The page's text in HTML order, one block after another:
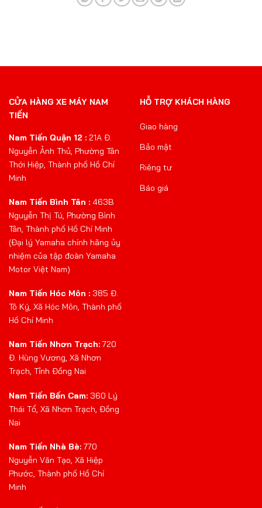
CỬA HÀNG XE MÁY NAM
TIẾN
Nam Tiến Quận 12 : 21A Đ.
Nguyễn Ảnh Thủ, Phường Tân
Thới Hiệp, Thành phố Hồ Chí
Minh
Nam Tiến Bình Tân : 463B
Nguyễn Thị Tú, Phường Bình
Tân, Thành phố Hồ Chí Minh
(Đại lý Yamaha chính hãng ủy
nhiệm của tập đoàn Yamaha
Motor Việt Nam)
Nam Tiến Hóc Môn : 385 Đ.
Tô Ký, Xã Hóc Môn, Thành phố
Hồ Chí Minh
Nam Tiến Nhơn Trạch: 720
Đ. Hùng Vương, Xã Nhơn
Trạch, Tỉnh Đồng Nai
Nam Tiến Bến Cam: 360 Lý
Thái Tổ, Xã Nhơn Trạch, Đồng
Nai
Nam Tiến Nhà Bè: 770
Nguyễn Văn Tạo, Xã Hiệp
Phước, Thành phố Hồ Chí
Minh
HỖ TRỢ KHÁCH HÀNG
Giao hàng
Bảo mật
Riêng tư
Báo giá